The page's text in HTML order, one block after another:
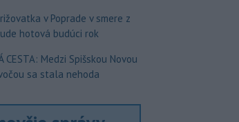
v Poprade v smere z
hotová budúci rok
CESTA: Medzi Spišskou Novou
sa stala nehoda